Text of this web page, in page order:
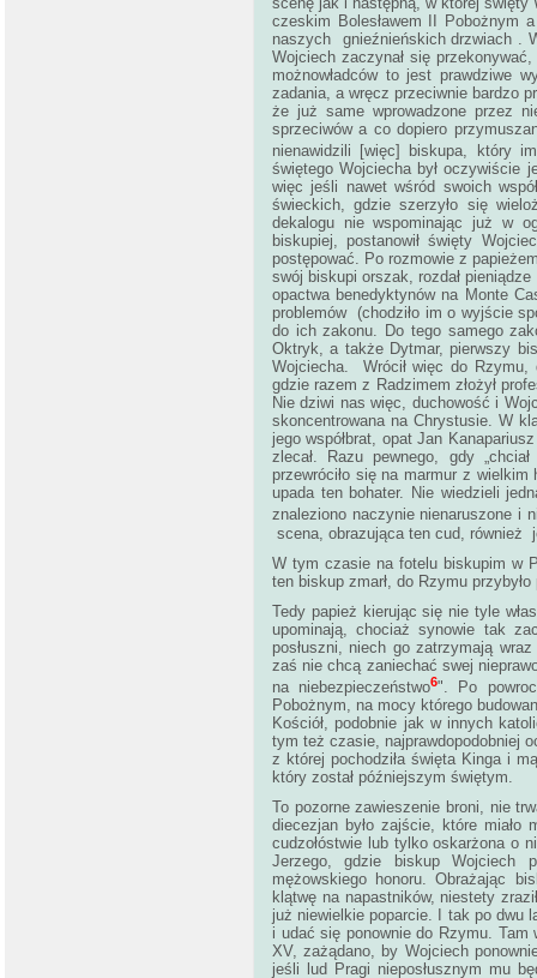
czeskim Bolesławem II Pobożnym
naszych gnieźnieńskich drzwiach .
Wojciech zaczynał się
możnowładców to jest prawdziwe
zadania, a wręcz przeciwnie bardzo
że już same wprowadzone przez
sprzeciwów a co dopiero
nienawidzili [więc] biskupa, który
świętego Wojciecha był oczywiście
więc jeśli nawet wśród swoich
świeckich, gdzie szerzyło się
dekalogu nie wspominając już w
biskupiej, postanowił święty
postępować. Po rozmowie z
swój biskupi orszak, rozdał
opactwa benedyktynów na Monte
problemów (chodziło im o wyjście
do ich zakonu. Do tego samego
Oktryk, a także Dytmar, pierwszy
Wojciecha. Wrócił więc do Rzymu,
gdzie razem z Radzimem złożył
Nie dziwi nas więc, duchowość i
skoncentrowana na Chrystusie. W
jego współbrat, opat Jan
zlecał. Razu pewnego, gdy
przewróciło się na marmur z
upada ten bohater. Nie wiedzieli
znaleziono naczynie nienaruszone i
scena, obrazująca ten cud, również
W tym czasie na fotelu biskupim w
ten biskup zmarł, do Rzymu
Tedy papież kierując się nie tyle
upominają, chociaż synowie tak
posłuszni, niech go zatrzymają
zaś nie chcą zaniechać swej
na niebezpieczeństwo6". Po
Pobożnym, na mocy którego
Kościół, podobnie jak w innych
tym też czasie, najprawdopodobniej
z której pochodziła święta Kinga i
który został późniejszym świętym.
To pozorne zawieszenie broni, nie
diecezjan było zajście, które miało
cudzołóstwie lub tylko oskarżona o
Jerzego, gdzie biskup Wojciech
mężowskiego honoru. Obrażając
klątwę na napastników, niestety
już niewielkie poparcie. I tak po dwu
i udać się ponownie do Rzymu. Tam
XV, zażądano, by Wojciech
jeśli lud Pragi nieposłusznym mu